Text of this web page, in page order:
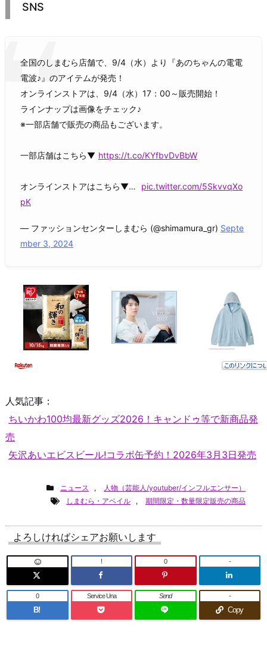
SNS
全国のしまむら店舗で、9/4（水）より『あのちゃんの電電
電波♪』のアイテムが発売！
オンラインストアは、9/4（水）17：00～販売開始！
ラインナップは画像をチェック♪
※一部店舗で販売の商品もございます。
一部店舗はこちら▼ https://t.co/KYfbvDvBbW
オンラインストアはこちら▼…
pic.twitter.com/5SkvvqXo
pK
— ファッションセンターしまむら (@shimamura_gr) Septe
mber 3, 2024
人気記事：
ちいかわ100均最新グッズ2026！キャンドゥ等で新商品発
売
矢沢あいエビスビール!コラボ缶予約！2026年3月3日発売
ニュース ,
人物（芸能人/youtuber/インフルエンサー）
しまむら・アベイル
, 期間限定・数量限定販売の商品
よろしければシェアお願いします
! 0 -
B!
0 Service Una Send
Copy
-